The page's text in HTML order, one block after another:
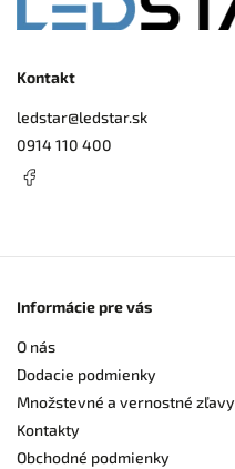
Kontakt
ledstar@ledstar.sk
0914 110 400
Informácie pre vás
O nás
Dodacie podmienky
Množstevné a vernostné zľavy
Kontakty
Obchodné podmienky